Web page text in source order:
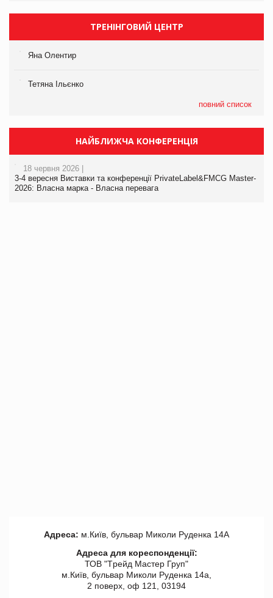
ТРЕНІНГОВИЙ ЦЕНТР
Яна Олентир
Тетяна Ільєнко
повний список
НАЙБЛИЖЧА КОНФЕРЕНЦІЯ
18 червня 2026 |
3-4 вересня Виставки та конференції PrivateLabel&FMCG Master-
2026: Власна марка - Власна перевага
Адреса: м.Київ, бульвар Миколи Руденка 14А
Адреса для кореспонденції:
ТОВ "Tрейд Мастер Груп"
м.Київ, бульвар Миколи Руденка 14а,
2 поверх, оф 121, 03194